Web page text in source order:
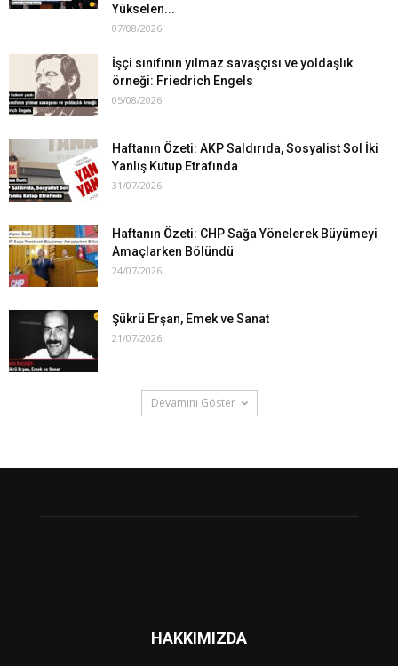
Yükselen...
07/08/2026
İşçi sınıfının yılmaz savaşçısı ve yoldaşlık
örneği: Friedrich Engels
05/08/2026
Haftanın Özeti: AKP Saldırıda, Sosyalist Sol İki
Yanlış Kutup Etrafında
31/07/2026
Haftanın Özeti: CHP Sağa Yönelerek Büyümeyi
Amaçlarken Bölündü
24/07/2026
Şükrü Erşan, Emek ve Sanat
21/07/2026
Devamını Göster
HAKKIMIZDA